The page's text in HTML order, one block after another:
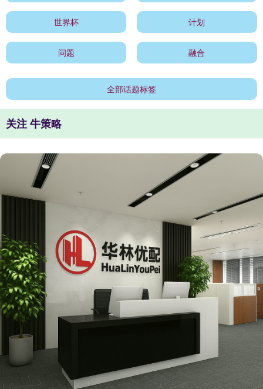
世界杯 计划
问题 融合
全部话题标签
关注 牛策略